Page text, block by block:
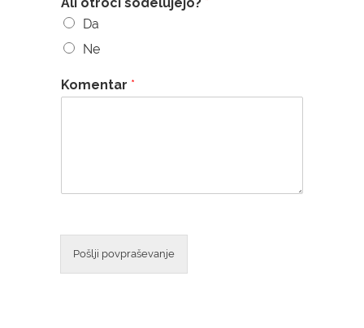
Da
Ne
Komentar *
Pošlji povpraševanje